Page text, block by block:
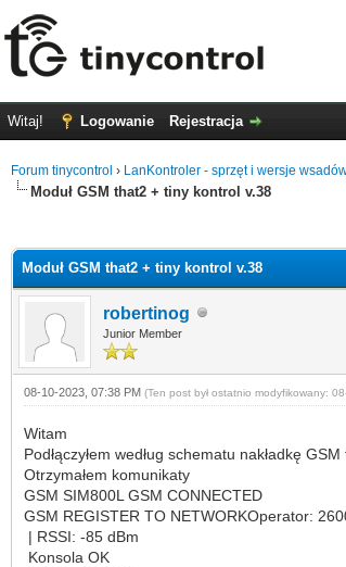
Witaj! Logowanie Rejestracja
Forum tinycontrol › LanKontroler - sprzęt i wersje
Moduł GSM that2 + tiny kontrol v.38
Moduł GSM that2 + tiny kontrol v.38
robertinog
Junior Member
08-10-2023, 07:38 PM (Ten post był ostatnio modyfikowany:
Witam
Podłączyłem według schematu nakładkę
Otrzymałem komunikaty
GSM SIM800L GSM CONNECTED
GSM REGISTER TO NETWORKOperator:
| RSSI: -85 dBm
Konsola OK